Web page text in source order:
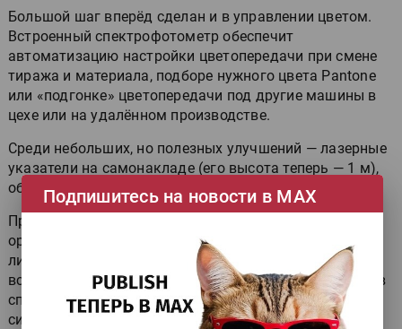
Большой шаг вперёд сделан и в управлении цветом.
Встроенный спектрофотометр обеспечит
автоматизацию настройки цветопередачи при смене
тиража и материала, подборе нужного цвета Pantone
или «подгонке» цветопередачи под другие машины в
цехе или на удалённом производстве.
Среди небольших, но полезных улучшений — лазерные
указатели на самонакладе (его высота теперь — 1 м),
облегчающие загрузку материалов.
Представлен и комплект модернизации для
ориентированной на печать картонной упаковки
листовой
. За счёт наличия
встроенного модуля обработки коронным разрядом в
список запечатываемых материалов войдут
синтетические, металлизированный картон, ПВХ,
Подпишитесь на новости в МАХ